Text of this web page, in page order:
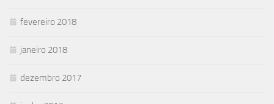
fevereiro 2018
janeiro 2018
dezembro 2017